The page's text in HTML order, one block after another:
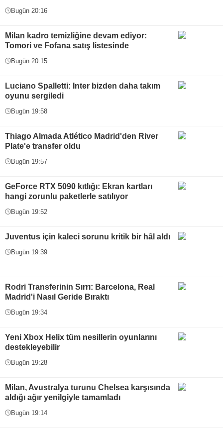
Bugün 20:16
Milan kadro temizliğine devam ediyor:
Tomori ve Fofana satış listesinde
Bugün 20:15
Luciano Spalletti: Inter bizden daha takım
oyunu sergiledi
Bugün 19:58
Thiago Almada Atlético Madrid'den River
Plate'e transfer oldu
Bugün 19:57
GeForce RTX 5090 kıtlığı: Ekran kartları
hangi zorunlu paketlerle satılıyor
Bugün 19:52
Juventus için kaleci sorunu kritik bir hâl aldı
Bugün 19:39
Rodri Transferinin Sırrı: Barcelona, Real
Madrid'i Nasıl Geride Bıraktı
Bugün 19:34
Yeni Xbox Helix tüm nesillerin oyunlarını
destekleyebilir
Bugün 19:28
Milan, Avustralya turunu Chelsea karşısında
aldığı ağır yenilgiyle tamamladı
Bugün 19:14